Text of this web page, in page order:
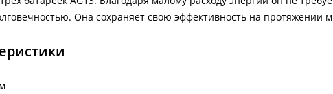
Она сохраняет свою эффективность на протяжении